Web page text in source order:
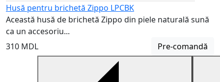
Husă pentru brichetă Zippo LPCBK
Această husă de brichetă Zippo din piele naturală sună
ca un accesoriu...
310 MDL
Pre-comandă